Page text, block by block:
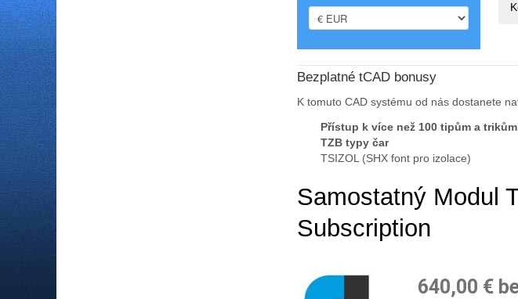
Bezplatné tCAD bonusy
K tomuto CAD systému od nás dostanete
Přístup k více než 100 tipům a trikům
TZB typy čar
TSIZOL (SHX font pro izolace)
Samostatný Modul
Subscription
640,00 €